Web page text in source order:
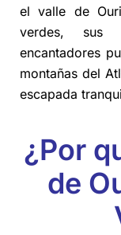
el valle de
verdes, sus
encantadores
montañas del
escapada
¿Por
de